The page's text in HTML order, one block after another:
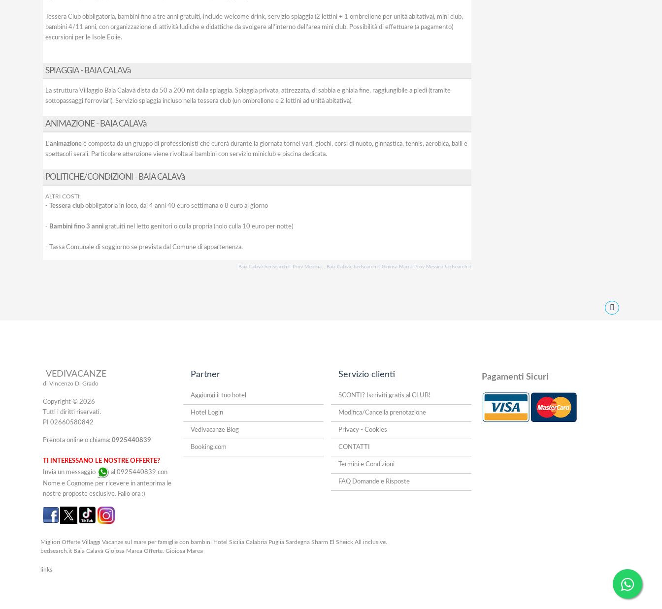
Tessera Club obbligatoria, bambini fino a tre anni gratuiti, include welcome drink, servizio spiaggia (2 lettini + 1 ombrellone per unità abitativa), mini club,
bambini 4/11 anni, con organizzazione di attività ludiche e didattiche da svolgere all’interno dell’area mini club. Possibilità di effettuare (a pagamento)
escursioni per le Isole Eolie.
SPIAGGIA - BAIA CALAVà
La struttura Villaggio Baia Calavà dista da 50 a 200 mt dalla spiaggia. Spiaggia privata, attrezzata, di sabbia e ghiaia fine, raggiungibile a piedi (tramite
sottopassaggi ferroviari). Servizio spiaggia incluso nella tessera club (un ombrellone e 2 lettini ad unità abitativa).
ANIMAZIONE - BAIA CALAVà
L'animazione è composta da un gruppo di professionisti che curerà durante la giornata tornei vari, giochi, corsi di nuoto, ginnastica, tennis, aerobica, balli e
spettacoli serali. Particolare attenzione viene rivolta ai bambini con servizio miniclub e piscina dedicata.
POLITICHE/CONDIZIONI - BAIA CALAVà
ALTRI COSTI:
- Tessera club obbligatoria in loco, dai 4 anni 40 euro settimana o 8 euro al giorno
- Bambini fino 3 anni gratuiti nel letto genitori o culla propria (nolo culla 10 euro per notte)
- Tassa Comunale di soggiorno se prevista dal Comune di appartenenza.
Baia Calavà bedsearch.it Prov Messina, , Baia Calavà, bedsearch.it Gioiosa Marea Prov Messina bedsearch.it
VEDIVACANZE
di Vincenzo Di Grado
Copyright © 2026
Tutti i diritti riservati.
PI 02660580842
Prenota online o chiama: 0925440839
TI INTERESSANO LE NOSTRE OFFERTE?
Invia un messaggio
al 0925440839 con
Nome e Cognome per ricevere in anteprima le
nostre proposte esclusive. Fallo ora :)
Partner
Aggiungi il tuo hotel
Hotel Login
Vedivacanze Blog
Booking.com
Servizio clienti
SCONTI? Iscriviti gratis al CLUB!
Modifica/Cancella prenotazione
Privacy - Cookies
CONTATTI
Termini e Condizioni
FAQ Domande e Risposte
Pagamenti Sicuri
Migliori Offerte Villaggi Vacanze sul mare per famiglie con bambini Hotel Sicilia Calabria Puglia Sardegna Sharm El Sheick All inclusive.
bedsearch.it Baia Calavà Gioiosa Marea Offerte. Gioiosa Marea
links